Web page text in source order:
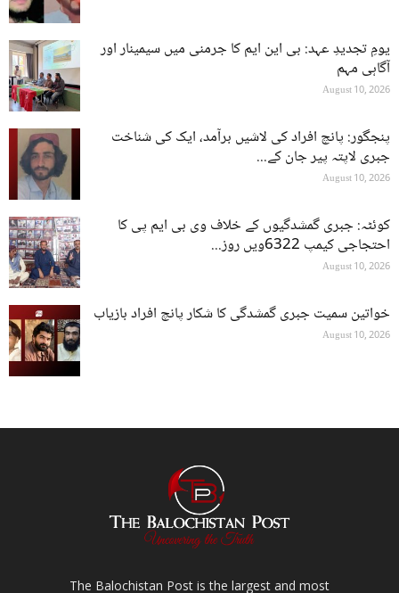
یومِ تجدیدِ عہد: بی این ایم کا جرمنی میں سیمینار اور
آگاہی مہم
August 10, 2026
پنجگور: پانچ افراد کی لاشیں برآمد، ایک کی شناخت
جبری لاپتہ پیر جان کے...
August 10, 2026
کوئٹہ: جبری گمشدگیوں کے خلاف وی بی ایم پی کا
احتجاجی کیمپ 6322ویں روز...
August 10, 2026
خواتین سمیت جبری گمشدگی کا شکار پانچ افراد بازیاب
August 10, 2026
The Balochistan Post is the largest and most